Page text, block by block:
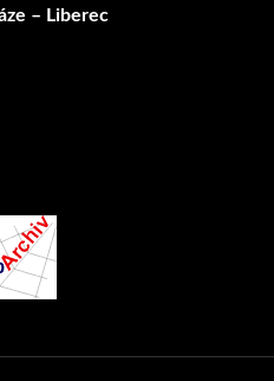
– Liberec